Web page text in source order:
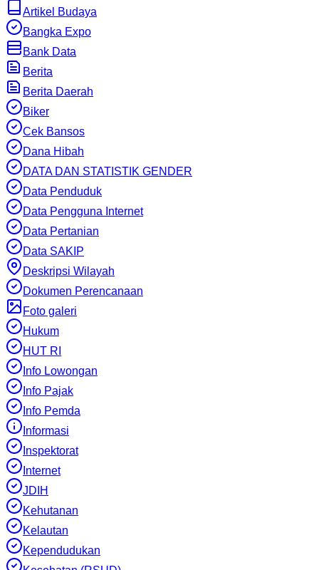
Artikel Budaya
Bangka Expo
Bank Data
Berita
Berita Daerah
Biker
Cek Bansos
Dana Hibah
DATA DAN STATISTIK GENDER
Data Penduduk
Data Pengguna Internet
Data Pertanian
Data SAKIP
Deskripsi Wilayah
Dokumen Perencanaan
Foto galeri
Hukum
HUT RI
Info Lowongan
Info Pajak
Info Pemda
Informasi
Inspektorat
Internet
JDIH
Kehutanan
Kelautan
Kependudukan